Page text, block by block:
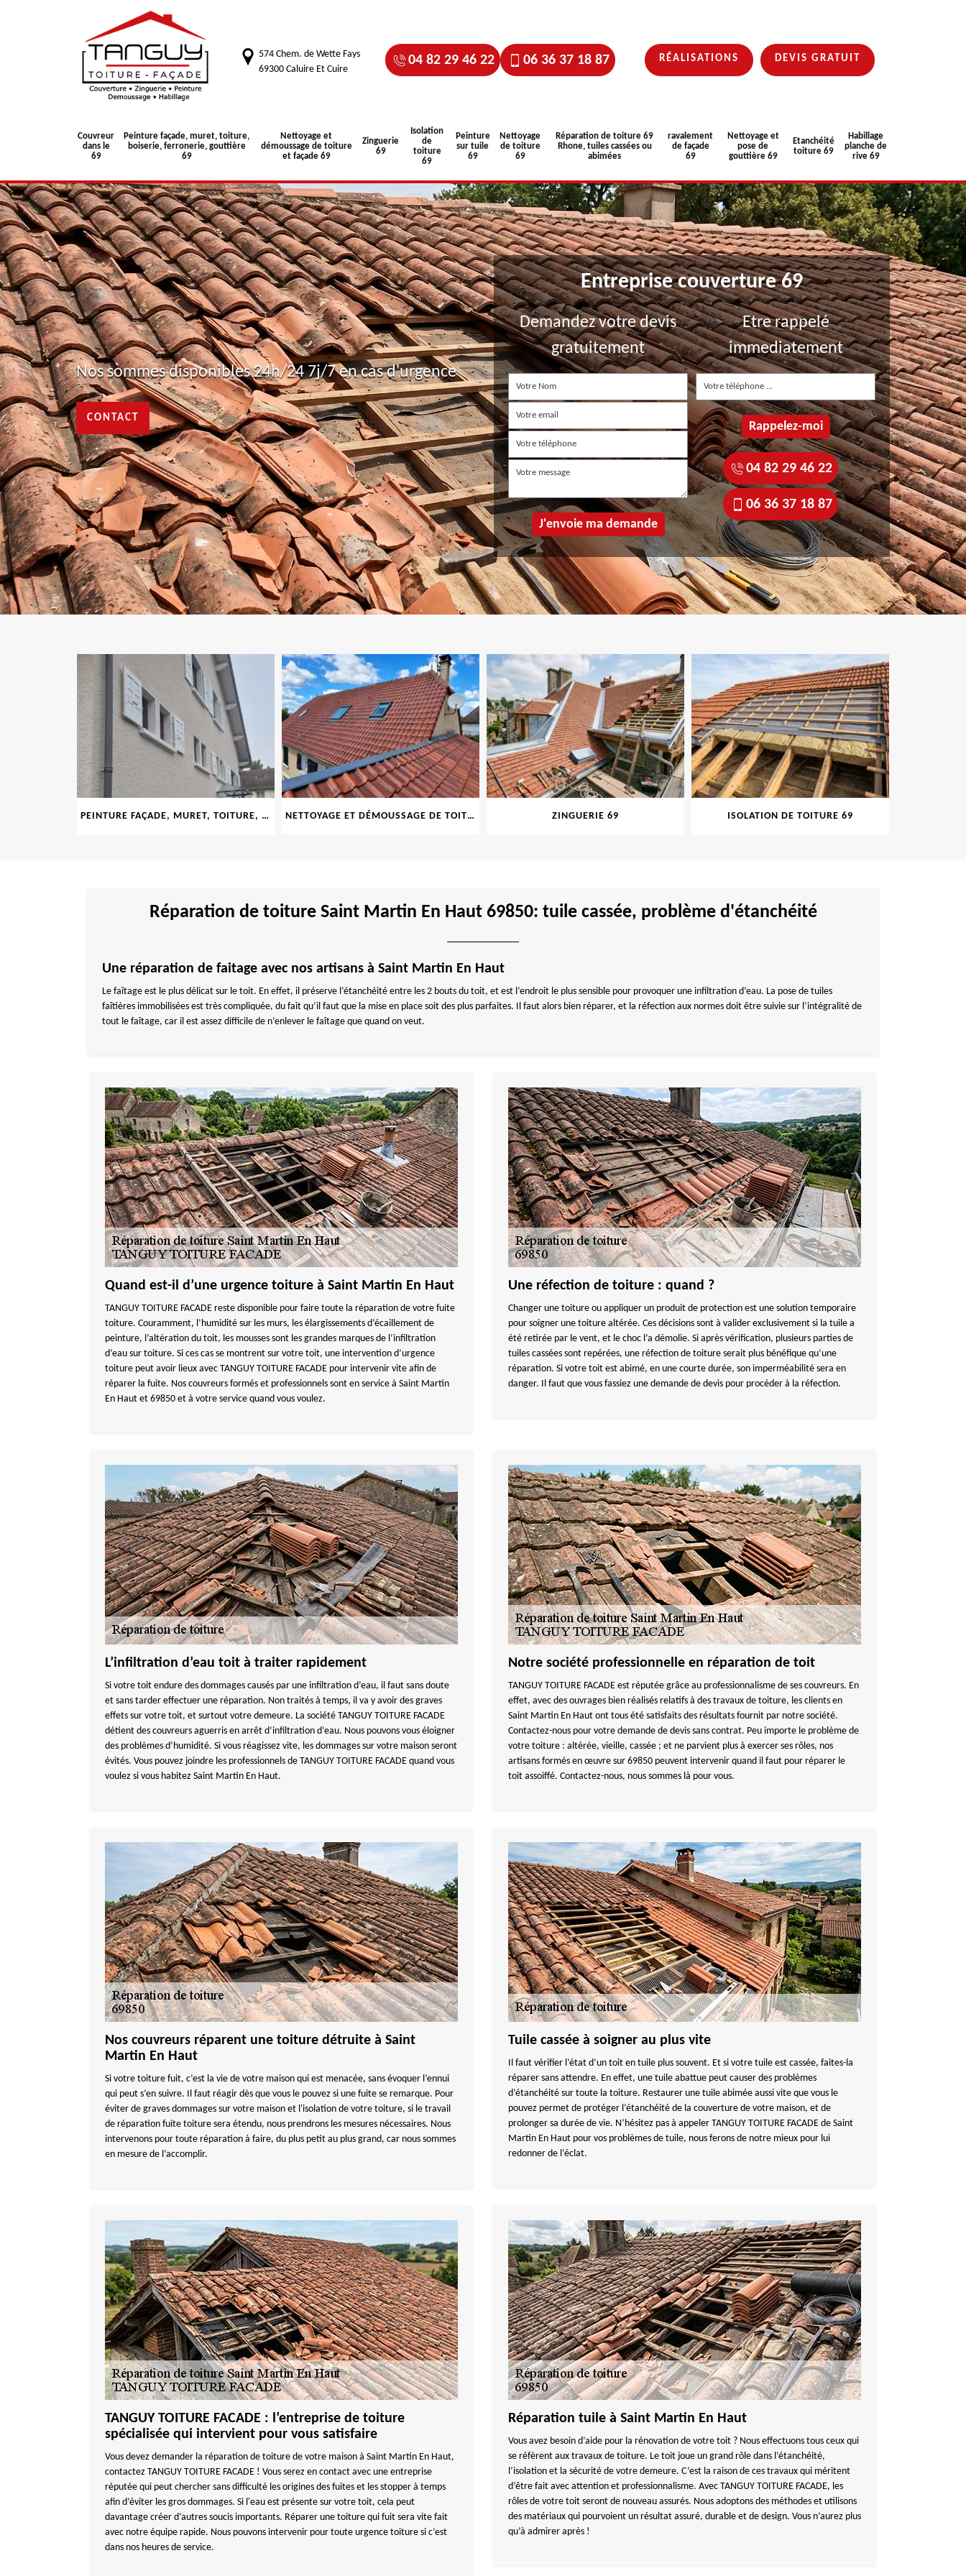
574 Chem. de Wette Fays
69300 Caluire Et Cuire
04 82 29 46 22 06 36 37 18 87 RÉALISATIONS DEVIS GRATUIT
Couvreur
dans le
69
Peinture façade, muret, toiture,
boiserie, ferronerie, gouttière
69
Nettoyage et
démoussage de toiture
et façade 69
Zinguerie
69
Isolation
de
toiture
69
Peinture
sur tuile
69
Nettoyage
de toiture
69
Réparation de toiture 69
Rhone, tuiles cassées ou
abimées
ravalement
de façade
69
Nettoyage et
pose de
gouttière 69
Etanchéité
toiture 69
Habillage
planche de
rive 69
Nos sommes disponibles 24h/24 7j/7 en cas d'urgence
CONTACT
Entreprise couverture 69
Demandez votre devis
gratuitement
Etre rappelé
immediatement
04 82 29 46 22
06 36 37 18 87
PEINTURE FAÇADE, MURET, TOITURE, BOISERIE, FERRONERIE, GOUTTIÈRE 69 NETTOYAGE ET DÉMOUSSAGE DE TOITURE ET FAÇADE 69 ZINGUERIE 69 ISOLATION DE TOITURE 69
Réparation de toiture Saint Martin En Haut 69850: tuile cassée, problème d'étanchéité
Une réparation de faitage avec nos artisans à Saint Martin En Haut
Le faîtage est le plus délicat sur le toit. En effet, il préserve l’étanchéité entre les 2 bouts du toit, et est l’endroit le plus sensible pour provoquer une infiltration d’eau. La pose de tuiles
faîtières immobilisées est très compliquée, du fait qu’il faut que la mise en place soit des plus parfaites. Il faut alors bien réparer, et la réfection aux normes doit être suivie sur l’intégralité de
tout le faîtage, car il est assez difficile de n’enlever le faîtage que quand on veut.
Quand est-il d’une urgence toiture à Saint Martin En Haut
TANGUY TOITURE FACADE reste disponible pour faire toute la réparation de votre fuite
toiture. Couramment, l’humidité sur les murs, les élargissements d’écaillement de
peinture, l’altération du toit, les mousses sont les grandes marques de l’infiltration
d’eau sur toiture. Si ces cas se montrent sur votre toit, une intervention d’urgence
toiture peut avoir lieux avec TANGUY TOITURE FACADE pour intervenir vite afin de
réparer la fuite. Nos couvreurs formés et professionnels sont en service à Saint Martin
En Haut et 69850 et à votre service quand vous voulez.
Une réfection de toiture : quand ?
Changer une toiture ou appliquer un produit de protection est une solution temporaire
pour soigner une toiture altérée. Ces décisions sont à valider exclusivement si la tuile a
été retirée par le vent, et le choc l’a démolie. Si après vérification, plusieurs parties de
tuiles cassées sont repérées, une réfection de toiture serait plus bénéfique qu’une
réparation. Si votre toit est abimé, en une courte durée, son imperméabilité sera en
danger. Il faut que vous fassiez une demande de devis pour procéder à la réfection.
L’infiltration d’eau toit à traiter rapidement
Si votre toit endure des dommages causés par une infiltration d’eau, il faut sans doute
et sans tarder effectuer une réparation. Non traités à temps, il va y avoir des graves
effets sur votre toit, et surtout votre demeure. La société TANGUY TOITURE FACADE
détient des couvreurs aguerris en arrêt d’infiltration d’eau. Nous pouvons vous éloigner
des problèmes d’humidité. Si vous réagissez vite, les dommages sur votre maison seront
évités. Vous pouvez joindre les professionnels de TANGUY TOITURE FACADE quand vous
voulez si vous habitez Saint Martin En Haut.
Notre société professionnelle en réparation de toit
TANGUY TOITURE FACADE est réputée grâce au professionnalisme de ses couvreurs. En
effet, avec des ouvrages bien réalisés relatifs à des travaux de toiture, les clients en
Saint Martin En Haut ont tous été satisfaits des résultats fournit par notre société.
Contactez-nous pour votre demande de devis sans contrat. Peu importe le problème de
votre toiture : altérée, vieille, cassée ; et ne parvient plus à exercer ses rôles, nos
artisans formés en œuvre sur 69850 peuvent intervenir quand il faut pour réparer le
toit assoiffé. Contactez-nous, nous sommes là pour vous.
Nos couvreurs réparent une toiture détruite à Saint
Martin En Haut
Si votre toiture fuit, c’est la vie de votre maison qui est menacée, sans évoquer l’ennui
qui peut s’en suivre. Il faut réagir dès que vous le pouvez si une fuite se remarque. Pour
éviter de graves dommages sur votre maison et l'isolation de votre toiture, si le travail
de réparation fuite toiture sera étendu, nous prendrons les mesures nécessaires. Nous
intervenons pour toute réparation à faire, du plus petit au plus grand, car nous sommes
en mesure de l’accomplir.
Tuile cassée à soigner au plus vite
Il faut vérifier l’état d’un toit en tuile plus souvent. Et si votre tuile est cassée, faites-la
réparer sans attendre. En effet, une tuile abattue peut causer des problèmes
d’étanchéité sur toute la toiture. Restaurer une tuile abimée aussi vite que vous le
pouvez permet de protéger l’étanchéité de la couverture de votre maison, et de
prolonger sa durée de vie. N’hésitez pas à appeler TANGUY TOITURE FACADE de Saint
Martin En Haut pour vos problèmes de tuile, nous ferons de notre mieux pour lui
redonner de l’éclat.
TANGUY TOITURE FACADE : l’entreprise de toiture
spécialisée qui intervient pour vous satisfaire
Vous devez demander la réparation de toiture de votre maison à Saint Martin En Haut,
contactez TANGUY TOITURE FACADE ! Vous serez en contact avec une entreprise
réputée qui peut chercher sans difficulté les origines des fuites et les stopper à temps
afin d’éviter les gros dommages. Si l'eau est présente sur votre toit, cela peut
davantage créer d’autres soucis importants. Réparer une toiture qui fuit sera vite fait
avec notre équipe rapide. Nous pouvons intervenir pour toute urgence toiture si c’est
dans nos heures de service.
Réparation tuile à Saint Martin En Haut
Vous avez besoin d’aide pour la rénovation de votre toit ? Nous effectuons tous ceux qui
se réfèrent aux travaux de toiture. Le toit joue un grand rôle dans l’étanchéité,
l’isolation et la sécurité de votre demeure. C’est la raison de ces travaux qui méritent
d’être fait avec attention et professionnalisme. Avec TANGUY TOITURE FACADE, les
rôles de votre toit seront de nouveau assurés. Nous adoptons des méthodes et utilisons
des matériaux qui pourvoient un résultat assuré, durable et de design. Vous n’aurez plus
qu’à admirer après !